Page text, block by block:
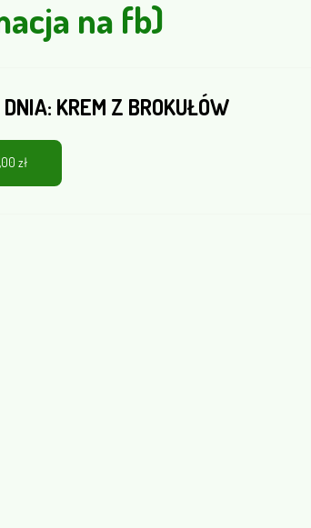
na fb)
KREM Z BROKUŁÓW